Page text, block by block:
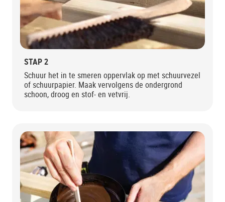
STAP 2
Schuur het in te smeren oppervlak op met schuurvezel
of schuurpapier. Maak vervolgens de ondergrond
schoon, droog en stof- en vetvrij.